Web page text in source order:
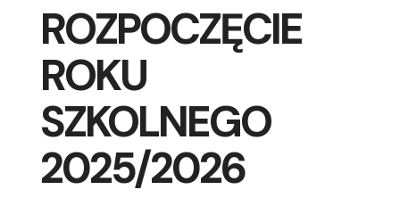
ROZPOCZĘCIE
ROKU
SZKOLNEGO
2025/2026